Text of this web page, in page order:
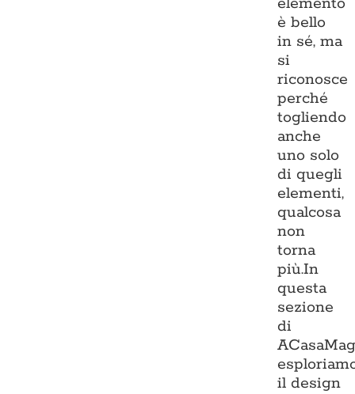
è bello
in sé, ma
si
riconosce
perché
togliendo
anche
uno solo
di quegli
elementi,
qualcosa
non
torna
più.In
questa
sezione
di
il design